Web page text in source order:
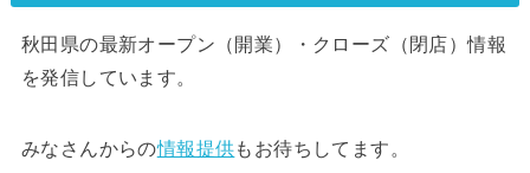
秋田県の最新オープン（開業）・クローズ（閉店）情報
を発信しています。
みなさんからの情報提供もお待ちしてます。